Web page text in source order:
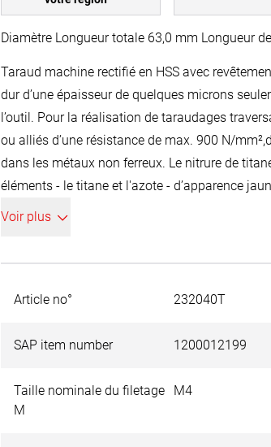
Diamètre Longueur totale 63,0 mm
Taraud machine rectifié en HSS avec
dur d’une épaisseur de quelques microns
l’outil. Pour la réalisation de taraudages
ou alliés d’une résistance de max. 900 N/
dans les métaux non ferreux. Le nitrure de
éléments - le titane et l'azote - d’apparence
caractérise par une dureté et une résistance à
Voir plus
Article no° 232040T
SAP item number 1200012199
Taille nominale du filetage
M
M4